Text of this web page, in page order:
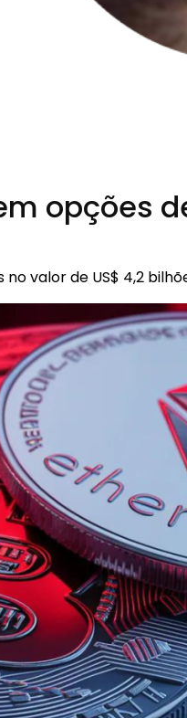
opções
valor de US$ 4,2